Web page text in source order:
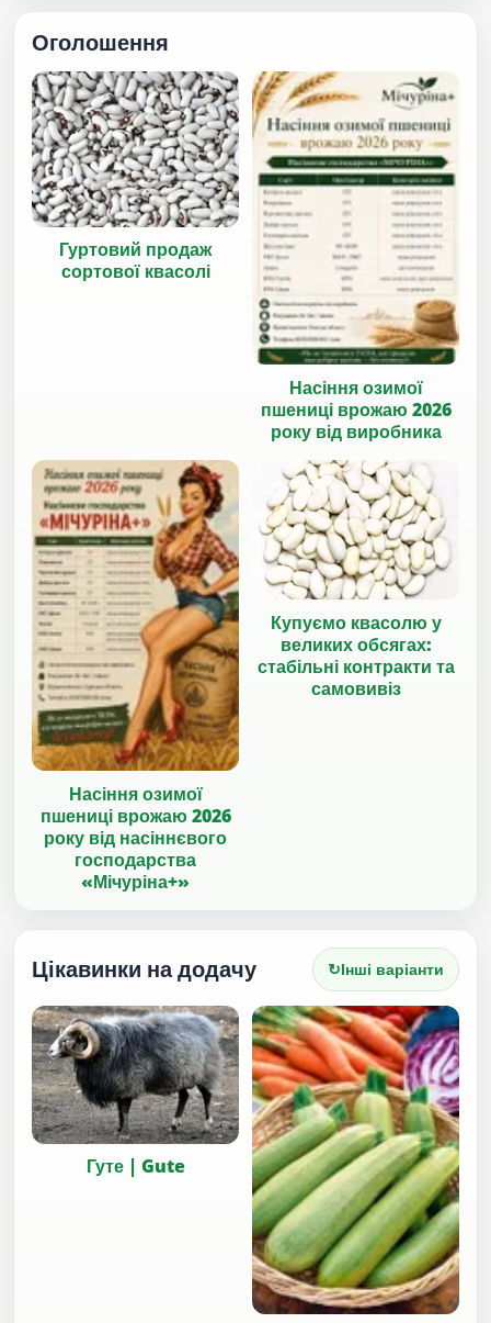
Оголошення
Гуртовий продаж
сортової квасолі
Насіння озимої
пшениці врожаю 2026
року від виробника
Насіння озимої
пшениці врожаю 2026
року від насіннєвого
господарства
«Мічуріна+»
Купуємо квасолю у
великих обсягах:
стабільні контракти та
самовивіз
Цікавинки на додачу ↻Інші варіанти
Гуте | Gute